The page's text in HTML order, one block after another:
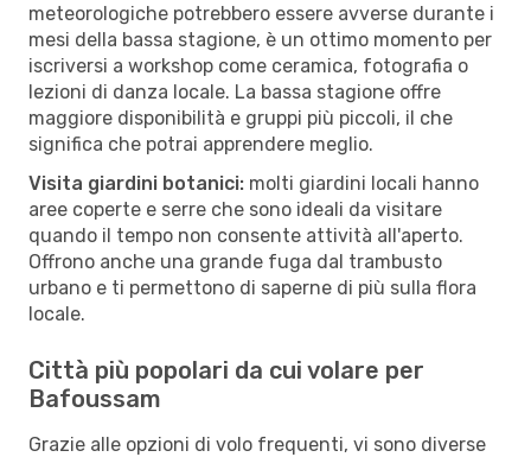
meteorologiche potrebbero essere avverse durante i
mesi della bassa stagione, è un ottimo momento per
iscriversi a workshop come ceramica, fotografia o
lezioni di danza locale. La bassa stagione offre
maggiore disponibilità e gruppi più piccoli, il che
significa che potrai apprendere meglio.
Visita giardini botanici: molti giardini locali hanno
aree coperte e serre che sono ideali da visitare
quando il tempo non consente attività all'aperto.
Offrono anche una grande fuga dal trambusto
urbano e ti permettono di saperne di più sulla flora
locale.
Città più popolari da cui volare per
Bafoussam
Grazie alle opzioni di volo frequenti, vi sono diverse